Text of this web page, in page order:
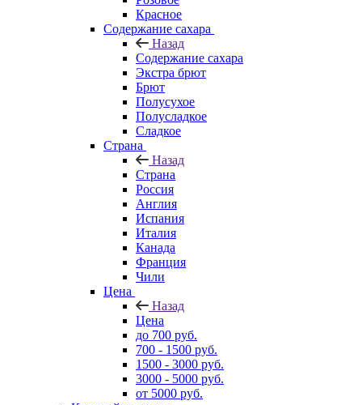
Красное
Содержание сахара
Назад
Содержание сахара
Экстра брют
Брют
Полусухое
Полусладкое
Сладкое
Страна
Назад
Страна
Россия
Англия
Испания
Италия
Канада
Франция
Чили
Цена
Назад
Цена
до 700 руб.
700 - 1500 руб.
1500 - 3000 руб.
3000 - 5000 руб.
от 5000 руб.